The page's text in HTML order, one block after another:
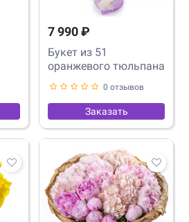
7 990 ₽
Букет из 51
оранжевого тюльпана
0 отзывов
Заказать